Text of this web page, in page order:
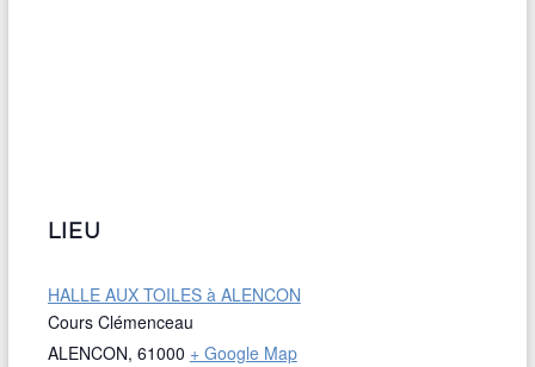
LIEU
HALLE AUX TOILES à ALENCON
Cours Clémenceau
ALENCON, 61000 + Google Map